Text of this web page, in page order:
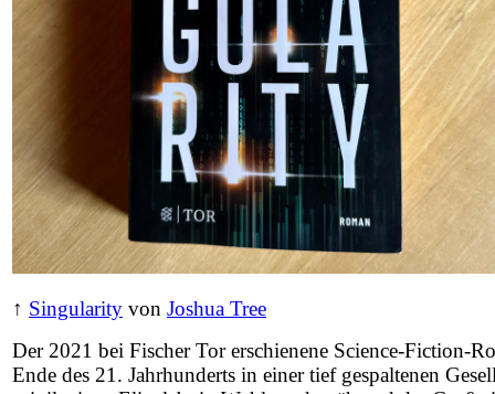
↑ Singularity von Joshua Tree
Der 2021 bei Fischer Tor erschienene Science-Fiction-
Ende des 21. Jahrhunderts in einer tief gespaltenen